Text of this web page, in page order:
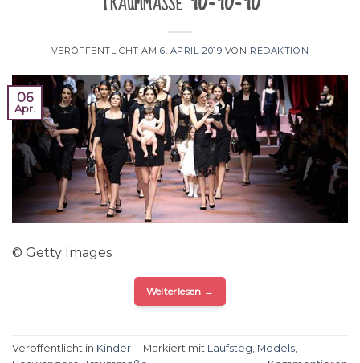
VERÖFFENTLICHT AM 6. APRIL 2019 VON REDAKTION
06
Apr.
© Getty Images
Weiterlesen →
Veröffentlicht in Kinder Markiert mit Laufsteg, Models,